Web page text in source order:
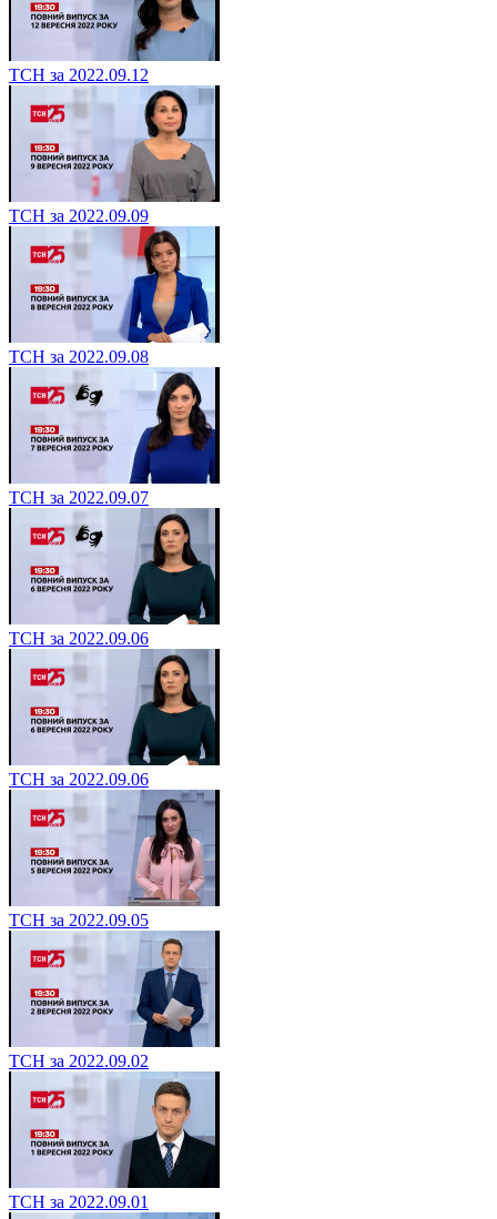
ТСН за 2022.09.12
ТСН за 2022.09.09
ТСН за 2022.09.08
ТСН за 2022.09.07
ТСН за 2022.09.06
ТСН за 2022.09.06
ТСН за 2022.09.05
ТСН за 2022.09.02
ТСН за 2022.09.01